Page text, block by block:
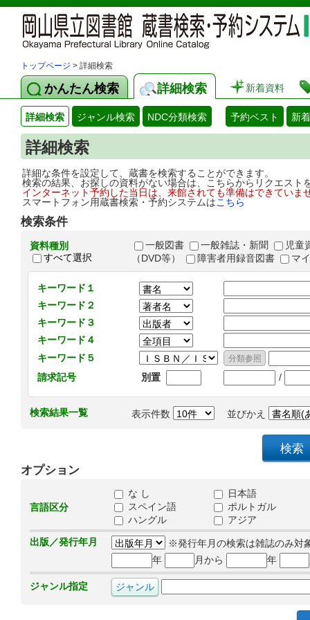
トップページ > 詳細検索
かんたん検索 詳細検索 新着資料
詳細検索 ジャンル検索 NDC分類検索 予約ベスト 新
詳細検索
詳細な条件を設定して、蔵書を検索することができます。
検索の結果、お探しの資料がない場合は、こちらからリクエス
インターネット予約した当日は、来館されても準備はできてい
スマートフォン用蔵書検索・予約システムはこちら
検索条件
資料種別
すべて選択
一般図書 一般雑誌・新聞
児童
（DVD等）
障害者用録音図書 マ
キーワード１
キーワード２
キーワード３
キーワード４
キーワード５
請求記号
別置 /
検索結果一覧 表示件数 並びかえ
オプション
言語区分
な し
日本語
スペイン語
ポルトガル
ハングル
アジア
出版／発行年月
※発行年月の検索は雑誌のみ対
年
月から 年
ジャンル指定